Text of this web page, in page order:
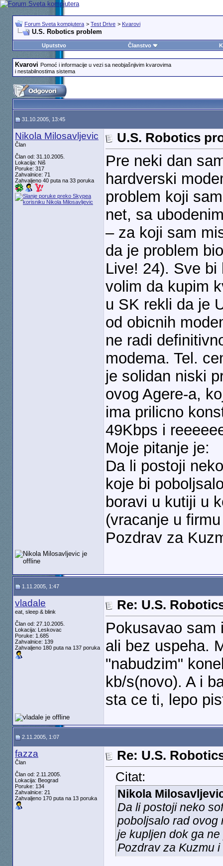
Forum Sveta kompjutera > Test Drive > Kvarovi
U.S. Robotics problem
Uputstvo Članstvo
Kvarovi Pomoć i informacije u vezi sa neobjašnjivim kvarovima
i nestabilnostima sistema
31.10.2005, 13:45
Nikola Milosavljevic
Član
Član od: 31.10.2005.
Lokacija: Niš
Poruke: 317
Zahvalnice: 71
Zahvaljeno 40 puta na 33 poruka
U.S. Robotics
Pre neki dan
hardverski
problem koji
net, sa
– za koji sam
da je problem
Live! 24). Sve
volim da kupim
u SK rekli da je
od obicnih
ne radi
modema. Tel.
je solidan niski
ovog Agere-a,
ima prilicno
49Kbps i
Moje pitanje je:
Da li postoji
koje bi
boravi u kutiji u
(vracanje u
Pozdrav za
1.11.2005, 1:47
vladale
eat, sleep & blink
Član od: 27.10.2005.
Lokacija: Leskovac
Poruke: 1.685
Zahvalnice: 139
Zahvaljeno 180 puta na 137 poruka
Re: U.S.
Pokusavao sam
ali bez uspeha.
"nabudzim"
kb/s(novo). A i
sta ce ti, lepo
2.11.2005, 1:07
fazza
Član
Član od: 2.11.2005.
Lokacija: Beograd
Poruke: 134
Zahvalnice: 21
Zahvaljeno 170 puta na 13 poruka
Re: U.S.
Citat:
Nikola
Da li postoji neko
poboljsalo rad ovog
je kupljen dok ga
Pozdrav za Kuzmu i